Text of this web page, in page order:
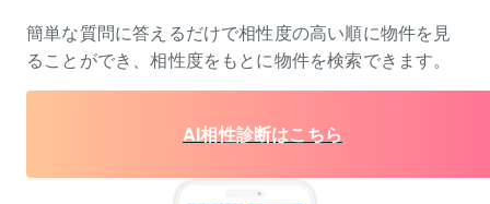
簡単な質問に答えるだけで相性度の高い順に物件を 見
ることができ、相性度をもとに物件を検索できます。
AI相性診断はこちら